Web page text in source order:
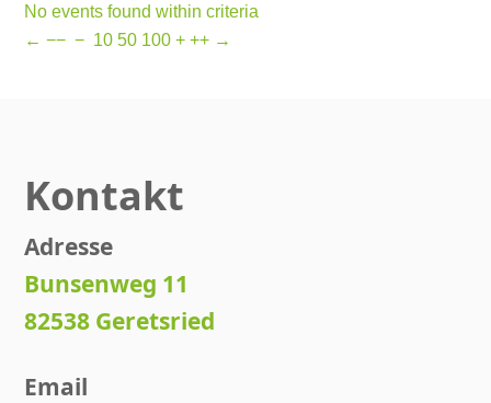
No events found within criteria
← −− − 10 50 100 + ++ →
Kontakt
Adresse
Bunsenweg 11
82538 Geretsried
Email